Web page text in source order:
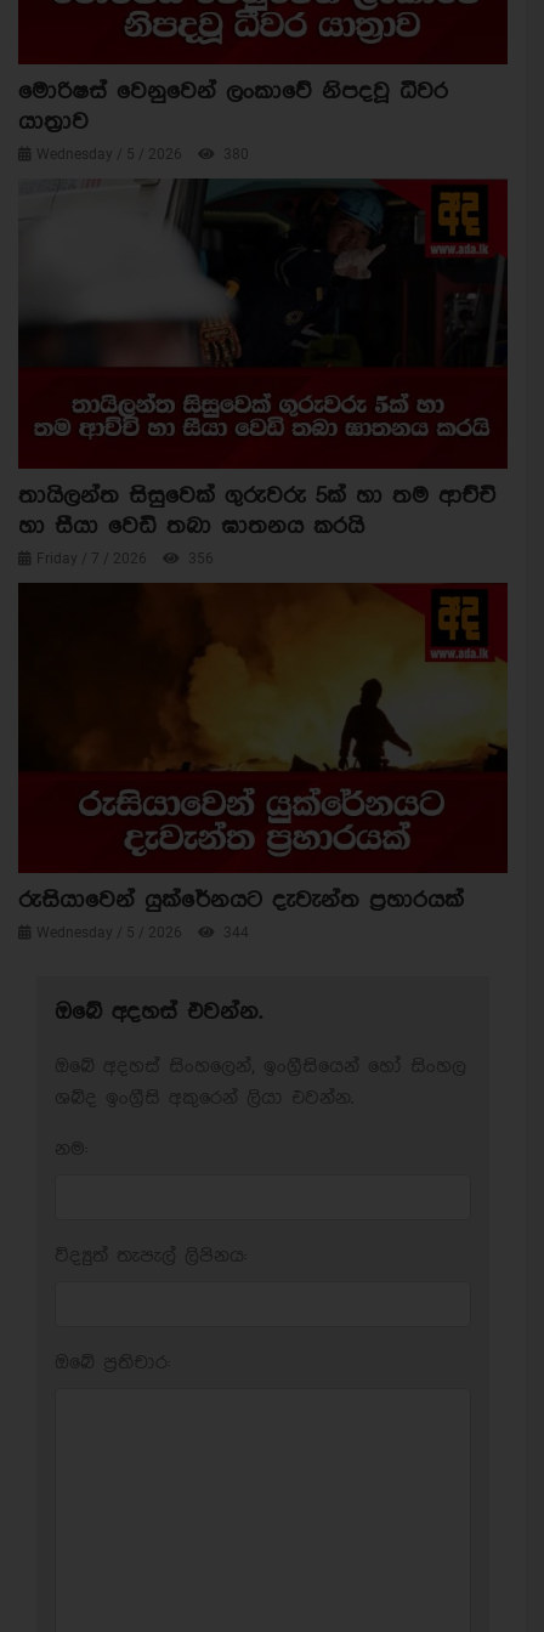
මොරිෂස් වෙනුවෙන් ලංකාවේ නිපදවූ ධීවර
යාත්‍රාව
Wednesday / 5 / 2026 380
තායිලන්ත සිසුවෙක් ගුරුවරු 5ක් හා තම ආච්චි
හා සීයා වෙඩි තබා ඝාතනය කරයි
Friday / 7 / 2026 356
රුසියාවෙන් යුක්රේනයට දැවැන්ත ප්‍රහාරයක්
Wednesday / 5 / 2026 344
ඔබේ අදහස් එවන්න.